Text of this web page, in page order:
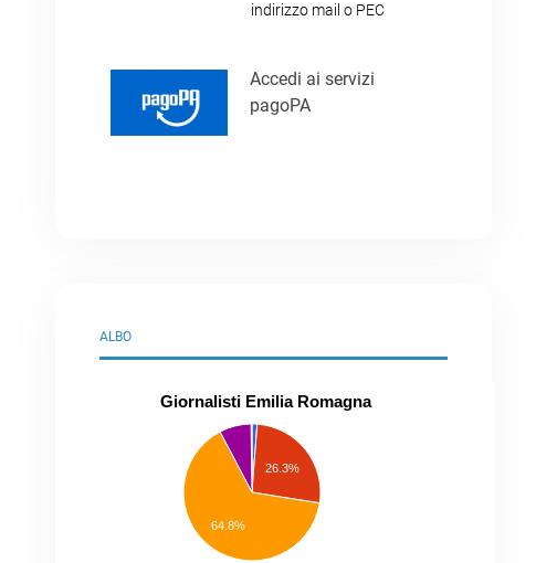
indirizzo mail o PEC
Accedi ai servizi
pagoPA
ALBO
Giornalisti Emilia Romagna
26.3%
64.8%